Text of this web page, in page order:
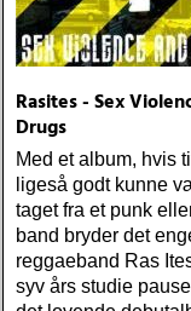
Rasites - Sex
Drugs
Med et album, hvis
ligeså godt kunne
taget fra et punk
band bryder det
reggaeband Ras
syv års studie